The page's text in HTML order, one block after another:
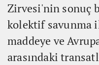
Zirvesi'nin sonuç
kolektif savunma
maddeye ve
arasındaki